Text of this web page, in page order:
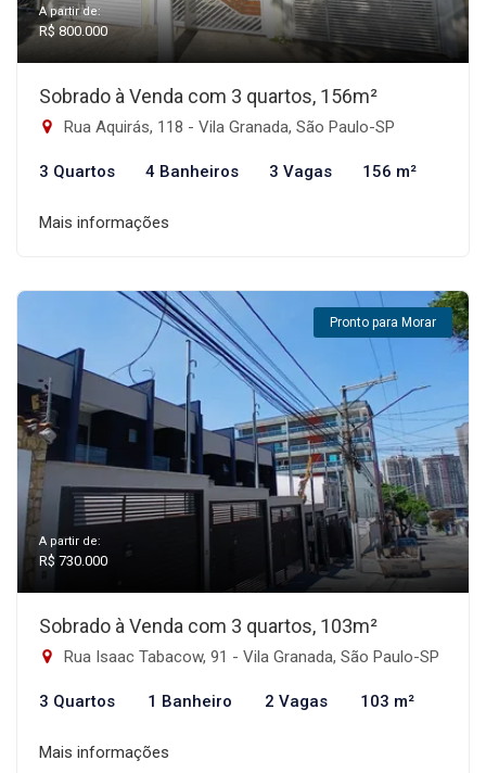
A partir de:
R$ 800.000
Sobrado à Venda com 3 quartos, 156m²
Rua Aquirás, 118 - Vila Granada, São Paulo-SP
3 Quartos 4 Banheiros 3 Vagas 156 m²
Mais informações
Pronto para Morar
A partir de:
R$ 730.000
Sobrado à Venda com 3 quartos, 103m²
Rua Isaac Tabacow, 91 - Vila Granada, São Paulo-SP
3 Quartos 1 Banheiro 2 Vagas 103 m²
Mais informações